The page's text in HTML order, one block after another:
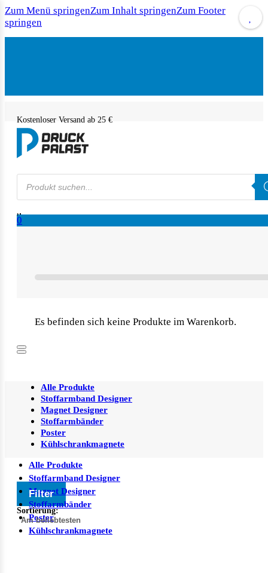
Zum Menü springenZum Inhalt springenZum Footer
springen
Kostenloser Versand ab 25 €
Products
search
0
Es befinden sich keine Produkte im Warenkorb.
Alle Produkte
Stoffarmband Designer
Magnet Designer
Stoffarmbänder
Poster
Kühlschrankmagnete
Alle Produkte
Stoffarmband Designer
Magnet Designer
Stoffarmbänder
Poster
Kühlschrankmagnete
Filter
Sortierung: